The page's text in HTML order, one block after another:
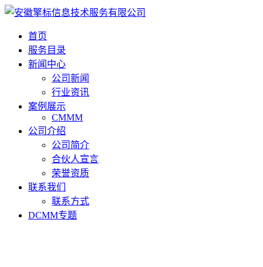
首页
服务目录
新闻中心
公司新闻
行业资讯
案例展示
CMMM
公司介绍
公司简介
合伙人宣言
荣誉资质
联系我们
联系方式
DCMM专题